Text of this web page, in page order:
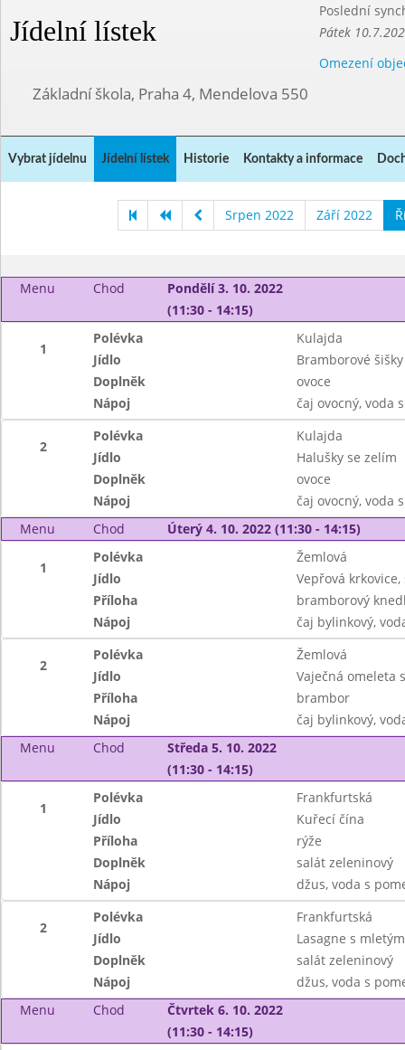
Jídelní lístek
Poslední
Pátek
Omezení
Základní škola, Praha 4, Mendelova 550
Vybrat jídelnu Jídelní lístek Historie Kontakty a informace
Srpen 2022 Září 2022
Menu Chod
Pondělí 3. 10. 2022
(11:30 - 14:15)
1
Polévka
Kulajda
Jídlo
Bramborové
Doplněk
ovoce
Nápoj
čaj ovocný, voda
2
Polévka
Kulajda
Jídlo
Halušky se zelím
Doplněk
ovoce
Nápoj
čaj ovocný, voda
Menu
Chod Úterý 4. 10. 2022 (11:30 - 14:15)
1
Polévka
Žemlová
Jídlo
Vepřová
Příloha
bramborový
Nápoj
čaj bylinkový,
2
Polévka
Žemlová
Jídlo
Vaječná omeleta
Příloha
brambor
Nápoj
čaj bylinkový,
Menu
Chod
Středa 5. 10. 2022
(11:30 - 14:15)
1
Polévka
Frankfurtská
Jídlo
Kuřecí čína
Příloha
rýže
Doplněk
salát zeleninový
Nápoj
džus, voda s
2
Polévka
Frankfurtská
Jídlo
Lasagne s
Doplněk
salát zeleninový
Nápoj
džus, voda s
Menu
Chod
Čtvrtek 6. 10. 2022
(11:30 - 14:15)